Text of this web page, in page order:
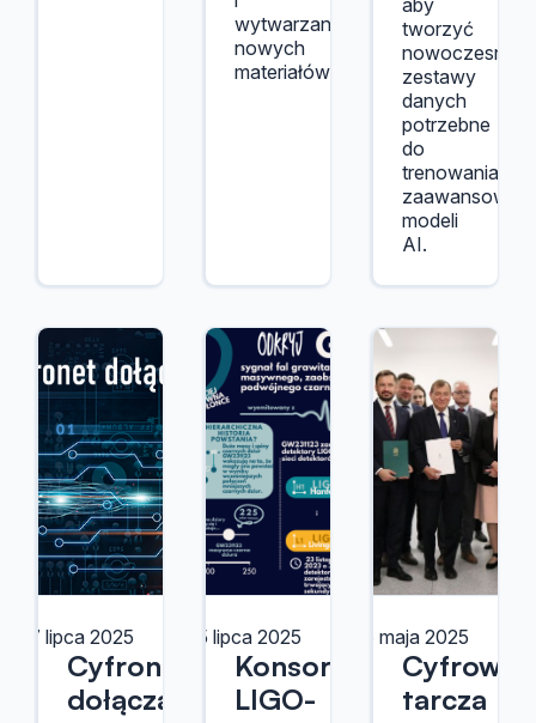
wytwarzania
nowych
materiałów.
aby
tworzyć
nowoczesne
zestawy
danych
potrzebne
do
trenowania
modeli
AI.
17 lipca 2025
Cyfronet
dołącza
15 lipca 2025
Konsorcjum
LIGO-
6 maja 2025
Cyfrowa
tarcza